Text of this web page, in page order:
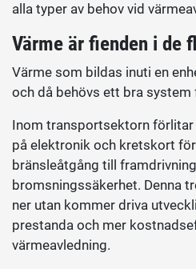
alla typer av behov vid
Värme är fienden i de
Värme som bildas inuti en
och då behövs ett bra system
Inom transportsektorn
på elektronik och kretskort
bränsleåtgång till
bromsningssäkerhet. Denna
ner utan kommer driva
prestanda och mer
värmeavledning.